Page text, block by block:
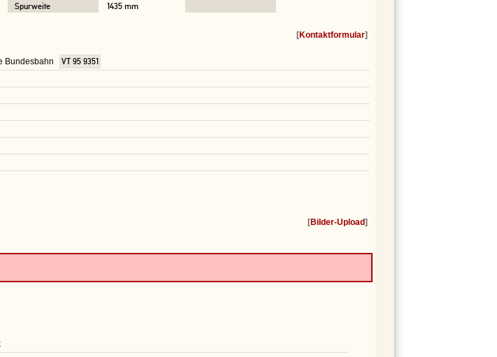
Spurweite 1435 mm
[Kontaktformular]
Bundesbahn
VT 95 9351
[Bilder-Upload]